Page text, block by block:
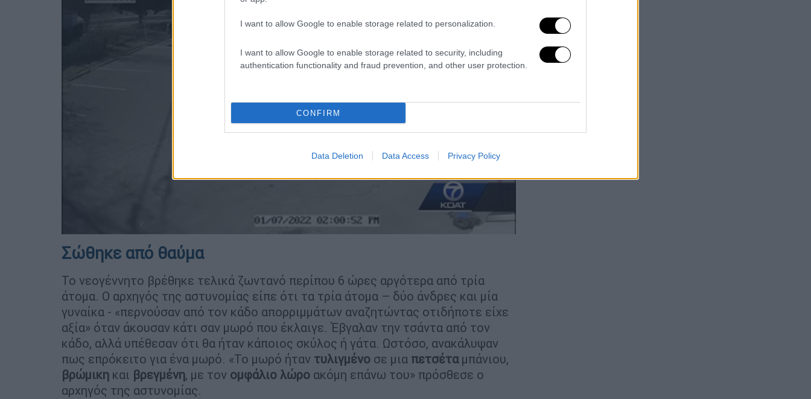
I want to allow Google to enable storage related to personalization.
I want to allow Google to enable storage related to security, including
authentication functionality and fraud prevention, and other user protection.
CONFIRM
Data Deletion Data Access Privacy Policy
video
Σώθηκε από θαύμα
Το νεογέννητο βρέθηκε τελικά ζωντανό περίπου 6 ώρες αργότερα από τρία
άτομα. Ο αρχηγός της αστυνομίας είπε ότι τα τρία άτομα – δύο άνδρες και μία
γυναίκα - «περνούσαν από τον κάδο απορριμμάτων αναζητώντας οτιδήποτε είχε
αξία» όταν άκουσαν κάτι σαν μωρό που έκλαιγε. Έβγαλαν την τσάντα από τον
κάδο, αλλά υπέθεσαν ότι θα ήταν κάποιος σκύλος ή γάτα. Ωστόσο, ανακάλυψαν
πως επρόκειτο για ένα μωρό. «Το μωρό ήταν τυλιγμένο σε μια πετσέταμπάνιου,
βρώμικη και βρεγμένη, με τον ομφάλιο λώρο ακόμη επάνω του» πρόσθεσε ο
αρχηγός της αστυνομίας.